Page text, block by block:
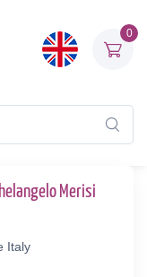
0
Merisi
Italy